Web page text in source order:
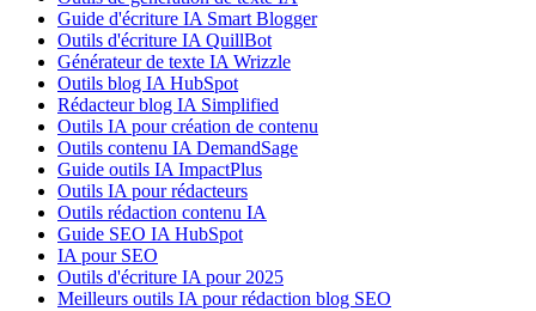
Guide d'écriture IA Smart Blogger
Outils d'écriture IA QuillBot
Générateur de texte IA Wrizzle
Outils blog IA HubSpot
Rédacteur blog IA Simplified
Outils IA pour création de contenu
Outils contenu IA DemandSage
Guide outils IA ImpactPlus
Outils IA pour rédacteurs
Outils rédaction contenu IA
Guide SEO IA HubSpot
IA pour SEO
Outils d'écriture IA pour 2025
Meilleurs outils IA pour rédaction blog SEO